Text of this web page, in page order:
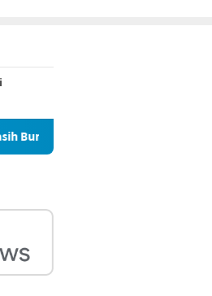
Operasi Bersama BKCHT, Satpol